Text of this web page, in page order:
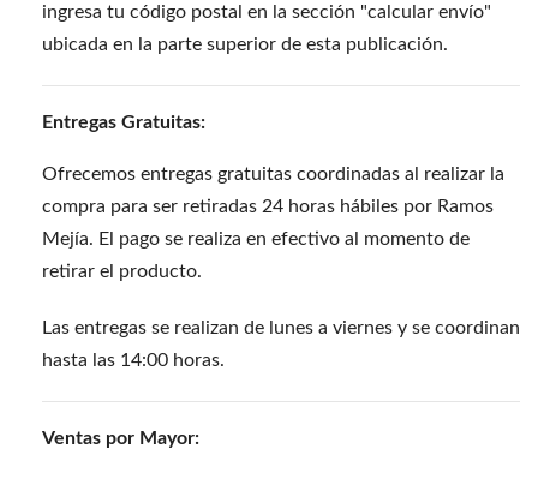
ingresa tu código postal en la sección "calcular envío"
ubicada en la parte superior de esta publicación.
Entregas Gratuitas:
Ofrecemos entregas gratuitas coordinadas al realizar la
compra para ser retiradas 24 horas hábiles por Ramos
Mejía. El pago se realiza en efectivo al momento de
retirar el producto.
Las entregas se realizan de lunes a viernes y se coordinan
hasta las 14:00 horas.
Ventas por Mayor: